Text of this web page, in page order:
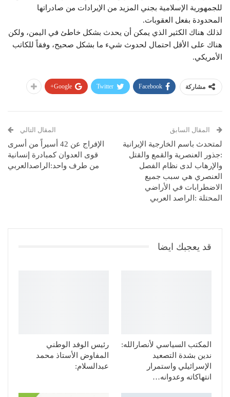
للجمهورية الإسلامية بجني المزيد من الإيرادات من صادراتها
المحدودة بفعل العقوبات.
لذلك هناك الكثير الذي يمكن أن يحدث بشكل خاطئ في اليمن، ولكن
هناك على الأقل احتمال لحدوث شيء ما بشكل صحيح، وفقاً للكاتب
الأمريكي.
مشاركة Facebook
Twitter
Google+
المقال السابق
لمتحدث باسم الخارجية الإيرانية
:جذور العنصرية والقمع والقتل
والإرهاب لدى نظام الفصل
العنصري هي سبب جميع
الاضطرابات في الأراضي
المحتلة :الراصد العربي
المقال التالي
الإفراج عن 42 أسيراً من أسرى
قوى العدوان كمبادرة إنسانية
من طرف واحد:الراصدالعربي
قد يعجبك ايضا
المكتب السياسي لأنصارالله:
ندين بشدة التصعيد
الإسرائيلي واستمرار
انتهاكاته وعدوانه…
رئيس الوفد الوطني
المفاوض الأستاذ محمد
عبدالسلام: